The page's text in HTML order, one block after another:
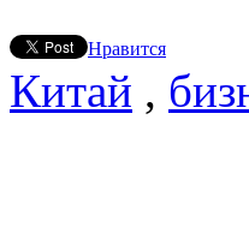
Нравится
Китай ,